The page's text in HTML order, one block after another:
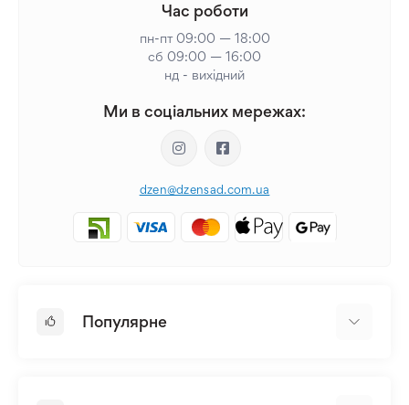
Час роботи
пн-пт 09:00 — 18:00
сб 09:00 — 16:00
нд - вихідний
Ми в соціальних мережах:
dzen@dzensad.com.ua
Популярне